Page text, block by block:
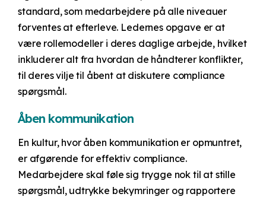
standard, som medarbejdere på alle niveauer
forventes at efterleve. Ledernes opgave er at
være rollemodeller i deres daglige arbejde, hvilket
inkluderer alt fra hvordan de håndterer konflikter,
til deres vilje til åbent at diskutere compliance
spørgsmål.
Åben kommunikation
En kultur, hvor åben kommunikation er opmuntret,
er afgørende for effektiv compliance.
Medarbejdere skal føle sig trygge nok til at stille
spørgsmål, udtrykke bekymringer og rapportere